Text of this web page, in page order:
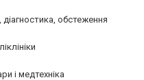
обстеження
і медтехніка